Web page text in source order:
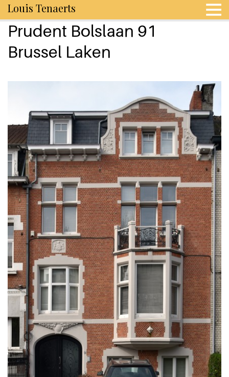
Louis Tenaerts
Prudent Bolslaan 91
Brussel Laken